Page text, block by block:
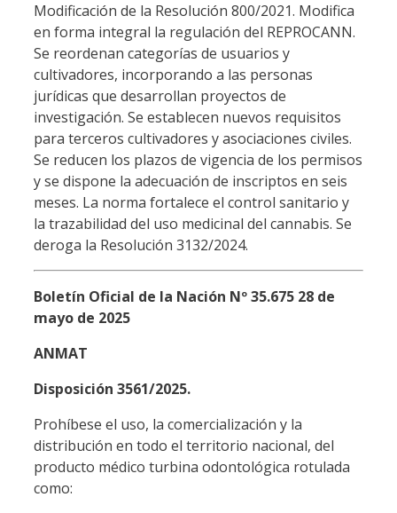
Modificación de la Resolución 800/2021. Modifica
en forma integral la regulación del REPROCANN.
Se reordenan categorías de usuarios y
cultivadores, incorporando a las personas
jurídicas que desarrollan proyectos de
investigación. Se establecen nuevos requisitos
para terceros cultivadores y asociaciones civiles.
Se reducen los plazos de vigencia de los permisos
y se dispone la adecuación de inscriptos en seis
meses. La norma fortalece el control sanitario y
la trazabilidad del uso medicinal del cannabis. Se
deroga la Resolución 3132/2024.
Boletín Oficial de la Nación Nº 35.675 28 de
mayo de 2025
ANMAT
Disposición 3561/2025.
Prohíbese el uso, la comercialización y la
distribución en todo el territorio nacional, del
producto médico turbina odontológica rotulada
como: